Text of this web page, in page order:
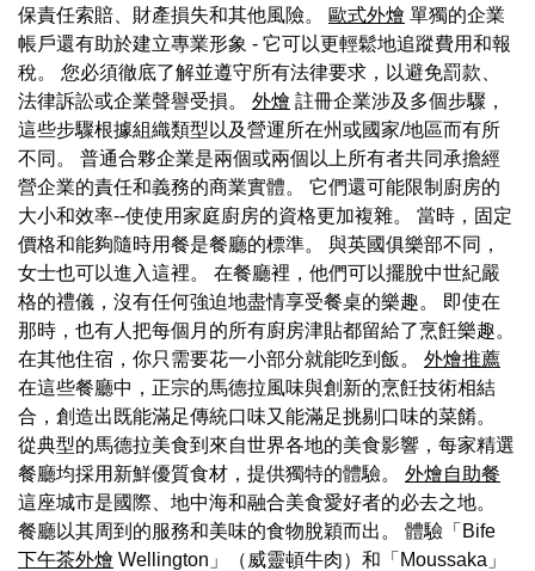
保責任索賠、財產損失和其他風險。
歐式外燴 單獨的企業
帳戶還有助於建立專業形象 - 它可以更輕鬆地追蹤費用和報
稅。 您必須徹底了解並遵守所有法律要求，以避免罰款、
法律訴訟或企業聲譽受損。 外燴 註冊企業涉及多個步驟，
這些步驟根據組織類型以及營運所在州或國家/地區而有所
不同。 普通合夥企業是兩個或兩個以上所有者共同承擔經
營企業的責任和義務的商業實體。 它們還可能限制廚房的
大小和效率--使使用家庭廚房的資格更加複雜。 當時，固定
價格和能夠隨時用餐是餐廳的標準。 與英國俱樂部不同，
女士也可以進入這裡。 在餐廳裡，他們可以擺脫中世紀嚴
格的禮儀，沒有任何強迫地盡情享受餐桌的樂趣。 即使在
那時，也有人把每個月的所有廚房津貼都留給了烹飪樂趣。
在其他住宿，你只需要花一小部分就能吃到飯。 外燴推薦
在這些餐廳中，正宗的馬德拉風味與創新的烹飪技術相結
合，創造出既能滿足傳統口味又能滿足挑剔口味的菜餚。
從典型的馬德拉美食到來自世界各地的美食影響，每家精選
餐廳均採用新鮮優質食材，提供獨特的體驗。 外燴自助餐
這座城市是國際、地中海和融合美食愛好者的必去之地。
餐廳以其周到的服務和美味的食物脫穎而出。 體驗「Bife
下午茶外燴 Wellington」（威靈頓牛肉）和「Moussaka」